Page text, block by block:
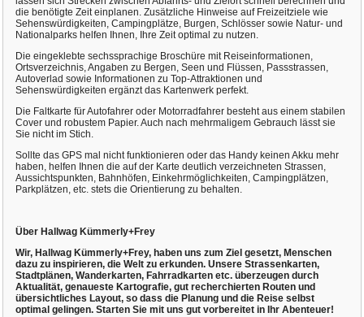
die benötigte Zeit einplanen. Zusätzliche Hinweise auf Freizeitziele wie
Sehenswürdigkeiten, Campingplätze, Burgen, Schlösser sowie Natur- und
Nationalparks helfen Ihnen, Ihre Zeit optimal zu nutzen.
Die eingeklebte sechssprachige Broschüre mit Reiseinformationen,
Ortsverzeichnis, Angaben zu Bergen, Seen und Flüssen, Passstrassen,
Autoverlad sowie Informationen zu Top-Attraktionen und
Sehenswürdigkeiten ergänzt das Kartenwerk perfekt.
Die Faltkarte für Autofahrer oder Motorradfahrer besteht aus einem stabilen
Cover und robustem Papier. Auch nach mehrmaligem Gebrauch lässt sie
Sie nicht im Stich.
Sollte das GPS mal nicht funktionieren oder das Handy keinen Akku mehr
haben, helfen Ihnen die auf der Karte deutlich verzeichneten Strassen,
Aussichtspunkten, Bahnhöfen, Einkehrmöglichkeiten, Campingplätzen,
Parkplätzen, etc. stets die Orientierung zu behalten.
Über Hallwag Kümmerly+Frey
Wir, Hallwag Kümmerly+Frey, haben uns zum Ziel gesetzt, Menschen
dazu zu inspirieren, die Welt zu erkunden. Unsere Strassenkarten,
Stadtplänen, Wanderkarten, Fahrradkarten etc. überzeugen durch
Aktualität, genaueste Kartografie, gut recherchierten Routen und
übersichtliches Layout, so dass die Planung und die Reise selbst
optimal gelingen. Starten Sie mit uns gut vorbereitet in Ihr Abenteuer!